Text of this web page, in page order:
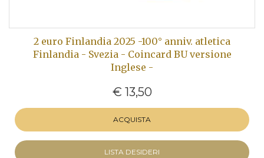
2 euro Finlandia 2025 -100° anniv. atletica
Finlandia - Svezia - Coincard BU versione
Inglese -
€ 13,50
ACQUISTA
LISTA DESIDERI